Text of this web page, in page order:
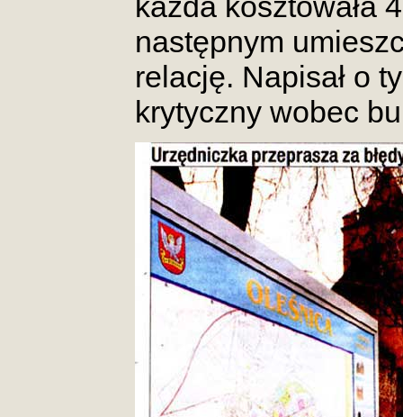
następnym
relację. Napisał o
krytyczny wobec